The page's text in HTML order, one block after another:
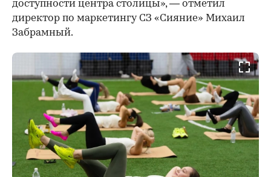
доступности центра столицы», — отметил
директор по маркетингу СЗ «Сияние» Михаил
Забрамный.